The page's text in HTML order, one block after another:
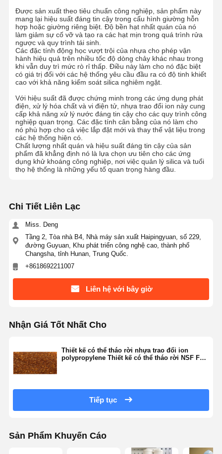
Trang Chủ
Tham Quan
Nhà Máy
Chất Lượng
Hệ thống nước siêu tinh khiết trong phòng thí nghiệm
Máy nước siêu tinh khiết
hệ thống lọc nước siêu tinh khiết
Thiết bị nước siêu tinh khiết
Được sản xuất theo tiêu chuẩn công nghiệp, sản phẩm này
mang lại hiệu suất đáng tin cậy trong cấu hình giường hỗn
hợp hoặc giường riêng biệt. Độ bền hạt nhất quán của nó
làm giảm sự cố vỡ và tạo ra các hạt mịn trong quá trình rửa
ngược và quy trình tái sinh.
Các đặc tính động học vượt trội của nhựa cho phép vận
hành hiệu quả trên nhiều tốc độ dòng chảy khác nhau trong
khi vẫn duy trì mức rò rỉ thấp. Điều này làm cho nó đặc biệt
có giá trị đối với các hệ thống yêu cầu đầu ra có độ tinh khiết
cao với khả năng kiểm soát silica nghiêm ngặt.
Với hiệu suất đã được chứng minh trong các ứng dụng phát
điện, xử lý hóa chất và vi điện tử, nhựa trao đổi ion này cung
cấp khả năng xử lý nước đáng tin cậy cho các quy trình công
nghiệp quan trọng. Các đặc tính cân bằng của nó làm cho
nó phù hợp cho cả việc lắp đặt mới và thay thế vật liệu trong
các hệ thống hiện có.
Chất lượng nhất quán và hiệu suất đáng tin cậy của sản
phẩm đã khẳng định nó là lựa chọn ưu tiên cho các ứng
dụng khử khoáng công nghiệp, nơi việc quản lý silica và tuổi
thọ hệ thống là những yếu tố quan trọng hàng đầu.
Chi Tiết Liên Lạc
Miss. Deng
Tầng 2, Tòa nhà B4, Nhà máy sản xuất Haipingyuan, số 229,
đường Guyuan, Khu phát triển công nghệ cao, thành phố
Changsha, tỉnh Hunan, Trung Quốc.
+8618692211007
Liên hệ với bây giờ
Nhận Giá Tốt Nhất Cho
Thiết kế có thể tháo rời nhựa trao đổi ion
polypropylene Thiết kế có thể tháo rời NSF FDA
Tiếp tục
Sản Phẩm Khuyến Cáo